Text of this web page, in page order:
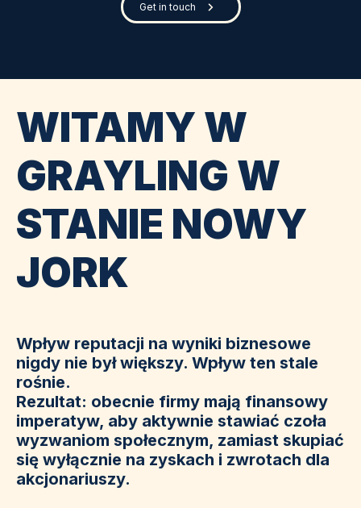
Get in touch
WITAMY W
GRAYLING W
STANIE NOWY
JORK
Wpływ reputacji na wyniki biznesowe
nigdy nie był większy. Wpływ ten stale
rośnie.
Rezultat: obecnie firmy mają finansowy
imperatyw, aby aktywnie stawiać czoła
wyzwaniom społecznym, zamiast skupiać
się wyłącznie na zyskach i zwrotach dla
akcjonariuszy.